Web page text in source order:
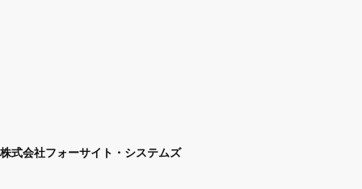
株式会社フォーサイト・システムズ